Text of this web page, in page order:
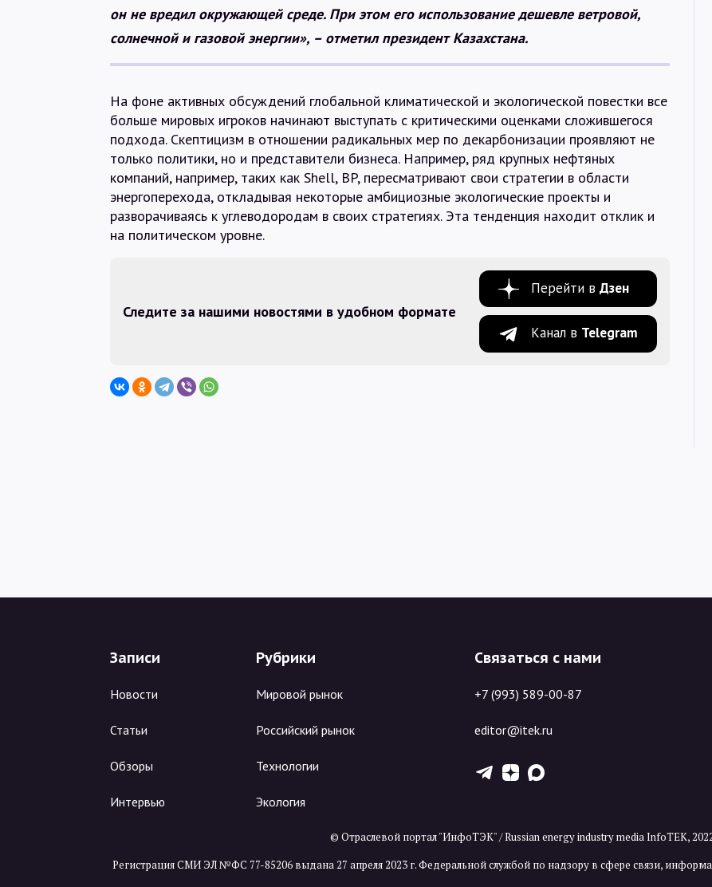
он не вредил окружающей среде. При этом его использование дешевле ветровой,
солнечной и газовой энергии», – отметил президент Казахстана.
На фоне активных обсуждений глобальной климатической и экологической повестки все
больше мировых игроков начинают выступать с критическими оценками сложившегося
подхода. Скептицизм в отношении радикальных мер по декарбонизации проявляют не
только политики, но и представители бизнеса. Например, ряд крупных нефтяных
компаний, например, таких как Shell, BP, пересматривают свои стратегии в области
энергоперехода, откладывая некоторые амбициозные экологические проекты и
разворачиваясь к углеводородам в своих стратегиях. Эта тенденция находит отклик и
на политическом уровне.
Следите за нашими новостями в удобном формате
Перейти в Дзен
Канал в Telegram
Записи
Новости
Статьи
Обзоры
Интервью
Рубрики
Мировой рынок
Российский рынок
Технологии
Экология
Связаться с нами
+7 (993) 589-00-87
editor@itek.ru
T Z X
© Отраслевой портал "ИнфоТЭК" / Russian energy industry media InfoTEK,
Регистрация СМИ ЭЛ №ФС 77-85206 выдана 27 апреля 2023 г. Федеральной службой по надзору в сфере связи,